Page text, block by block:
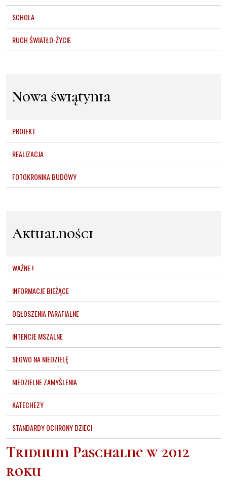
SCHOLA
RUCH ŚWIATŁO-ŻYCIE
Nowa świątynia
PROJEKT
REALIZACJA
FOTOKRONIKA BUDOWY
Aktualności
WAŻNE !
INFORMACJE BIEŻĄCE
OGŁOSZENIA PARAFIALNE
INTENCJE MSZALNE
SŁOWO NA NIEDZIELĘ
NIEDZIELNE ZAMYŚLENIA
KATECHEZY
STANDARDY OCHRONY DZIECI
Triduum Paschalne w 2012
roku